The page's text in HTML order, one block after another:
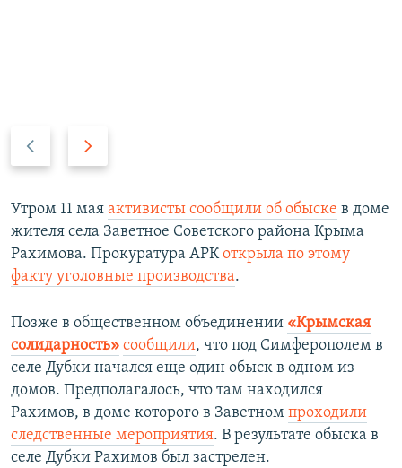
д
ы
д
у
и
й
с
л
а
й
д
д
у
ю
щ
й
с
л
а
й
д
Утром 11 мая активисты сообщили об обыске в доме
жителя села Заветное Советского района Крыма
Рахимова. Прокуратура АРКоткрыла по этому
факту уголовные производства.
Позже в общественном объединении «Крымская
солидарность» сообщили, что под Симферополем в
селе Дубки начался еще один обыск в одном из
домов. Предполагалось, что там находился
Рахимов, в доме которого в Заветном проходили
следственные мероприятия. В результате обыска в
селе Дубки Рахимов был застрелен.